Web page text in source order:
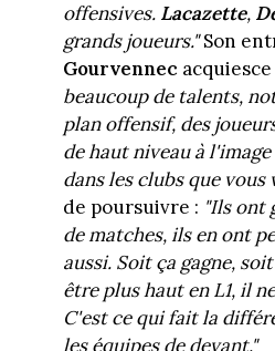
offensives. Lacazette,
grands joueurs."Son
Gourvennec acquiesce
beaucoup de talents,
plan offensif, des
de haut niveau à
dans les clubs que vous
de poursuivre : "Ils ont
de matches, ils en ont
aussi. Soit ça gagne,
être plus haut en L1, il
C'est ce qui fait la
les équipes de devant."